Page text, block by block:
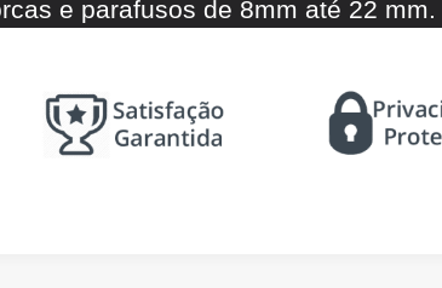
e parafusos de 8mm até 22 mm.